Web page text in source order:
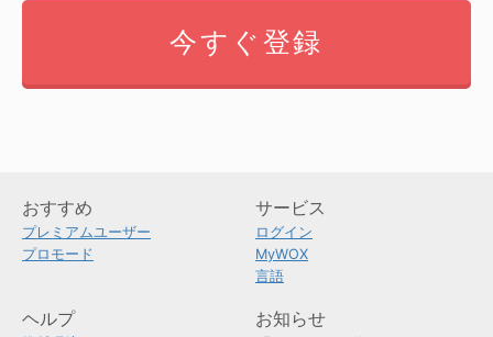
今すぐ登録
おすすめ
プレミアムユーザー
プロモード
サービス
ログイン
MyWOX
言語
ヘルプ お知らせ